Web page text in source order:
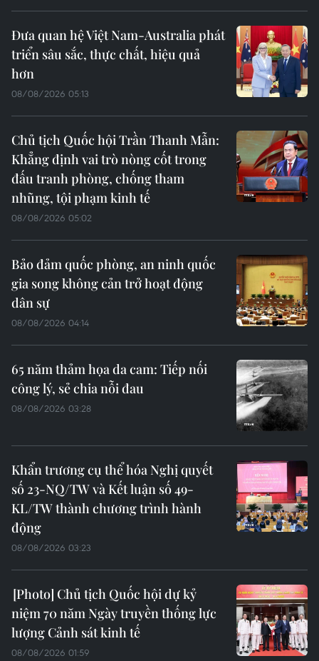
Đưa quan hệ Việt Nam-Australia phát
triển sâu sắc, thực chất, hiệu quả
hơn
08/08/2026 05:13
Chủ tịch Quốc hội Trần Thanh Mẫn:
Khẳng định vai trò nòng cốt trong
đấu tranh phòng, chống tham
nhũng, tội phạm kinh tế
08/08/2026 05:02
Bảo đảm quốc phòng, an ninh quốc
gia song không cản trở hoạt động
dân sự
08/08/2026 04:14
65 năm thảm họa da cam: Tiếp nối
công lý, sẻ chia nỗi đau
08/08/2026 03:28
Khẩn trương cụ thể hóa Nghị quyết
số 23-NQ/TW và Kết luận số 49-
KL/TW thành chương trình hành
động
08/08/2026 03:23
Chủ tịch Quốc hội dự kỷ
niệm 70 năm Ngày truyền thống lực
lượng Cảnh sát kinh tế
08/08/2026 01:59